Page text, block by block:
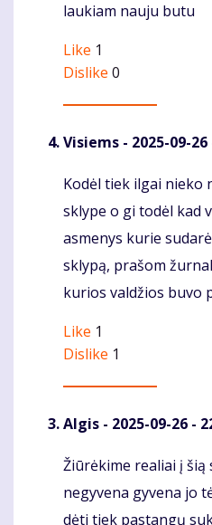
Komentaras
laukiam nauju butu
Like 1
Dislike 0
Visiems - 2025-09-26
Komentaras
Kodėl tiek ilgai nieko
sklype o gi todėl kad
asmenys kurie
sklypą, prašom
kurios valdžios buvo
Like 1
Dislike 1
Algis - 2025-09-26 -
Komentaras
Žiūrėkime realiai į šią
negyvena gyvena jo
dėti tiek pastangų